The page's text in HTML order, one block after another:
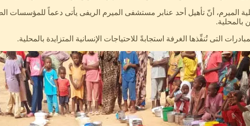
الميرم، أنّ تأهيل أحد عنابر مستشفى الميرم الريفى يأتى دعماً للمؤسسات
بالمحلية.
التى تُنفِّذها الغرفة استجابةً للاحتياجات الإنسانية المتزايدة بالمحلية.